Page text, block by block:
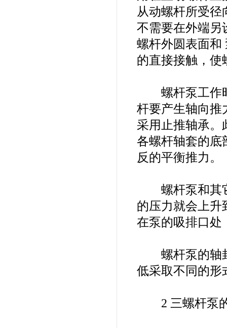
从动螺杆所受
不需要在外端另
螺杆外圆表面和
的直接接触，使
螺杆泵工作时
杆要产生轴向推
采用止推轴承。
各螺杆轴套的底
反的平衡推力。
螺杆泵和其它
的压力就会上升
在泵的吸排口处
螺杆泵的轴封
低采取不同的形
2 三螺杆泵